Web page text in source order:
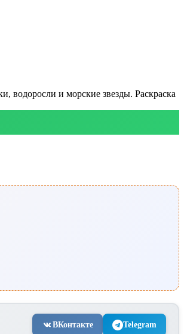
водоросли и морские звезды. Раскраска
ВКонтакте Telegram